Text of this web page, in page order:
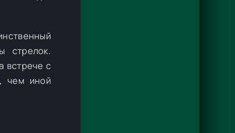
стрелок.
встрече с
чем иной